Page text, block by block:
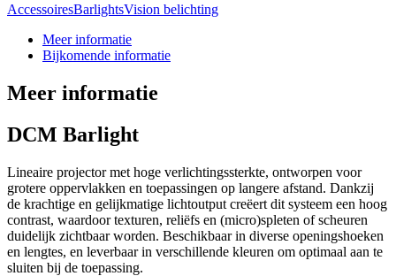
AccessoiresBarlightsVision belichting
Meer informatie
Bijkomende informatie
Meer informatie
DCM Barlight
Lineaire projector met hoge verlichtingssterkte, ontworpen voor
grotere oppervlakken en toepassingen op langere afstand. Dankzij
de krachtige en gelijkmatige lichtoutput creëert dit systeem een hoog
contrast, waardoor texturen, reliëfs en (micro)spleten of scheuren
duidelijk zichtbaar worden. Beschikbaar in diverse openingshoeken
en lengtes, en leverbaar in verschillende kleuren om optimaal aan te
sluiten bij de toepassing.